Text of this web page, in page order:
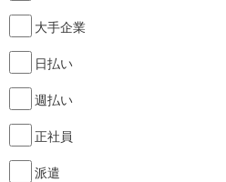
大手企業
日払い
週払い
正社員
派遣